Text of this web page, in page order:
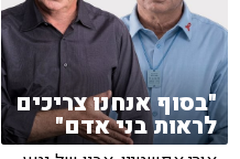
"בסוף אנחנו צריכים
לראות בני אדם"